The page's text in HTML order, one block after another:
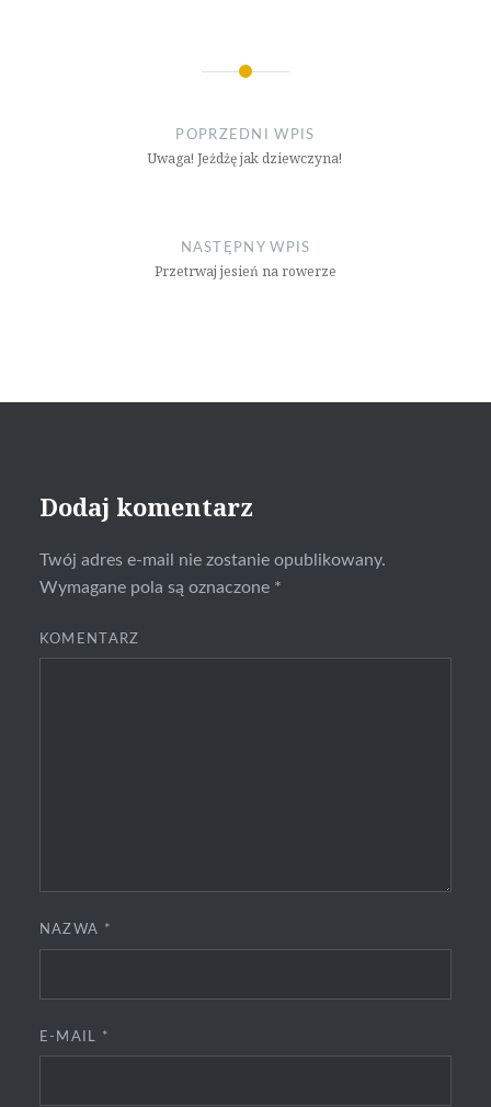
POPRZEDNI WPIS
Uwaga! Jeżdżę jak dziewczyna!
NASTĘPNY WPIS
Przetrwaj jesień na rowerze
Dodaj komentarz
Twój adres e-mail nie zostanie opublikowany.
Wymagane pola są oznaczone *
KOMENTARZ
NAZWA *
E-MAIL *